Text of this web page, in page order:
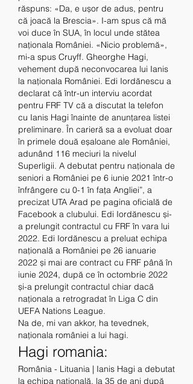
răspuns: «Da, e ușor de adus, pentru
că joacă la Brescia». I-am spus că mă
voi duce în SUA, în locul unde stătea
naționala României. «Nicio problemă»,
mi-a spus Cruyff. Gheorghe Hagi,
vehement după neconvocarea lui Ianis
la naționala României. Edi Iordănescu a
declarat că într-un interviu acordat
pentru FRF TV că a discutat la telefon
cu Ianis Hagi înainte de anunțarea listei
preliminare. În carieră sa a evoluat doar
în primele două eșaloane ale României,
adunând 116 meciuri la nivelul
Superligii. A debutat pentru naționala de
seniori a României pe 6 iunie 2021 într-o
înfrângere cu 0-1 în fața Angliei”, a
precizat UTA Arad pe pagina oficială de
Facebook a clubului. Edi Iordănescu și-
a prelungit contractul cu FRF în vara lui
2022. Edi Iordănescu a preluat echipa
națională a României pe 26 ianuarie
2022 și mai are contract cu FRF până în
iunie 2024, după ce în octombrie 2022
și-a prelungit contractul chiar dacă
naționala a retrogradat în Liga C din
UEFA Nations League.
Na de, mi van akkor, ha tevednek,
naționala româniei a lui hagi.
Hagi romania:
România - Lituania | Ianis Hagi a debutat
la echipa națională, la 35 de ani după